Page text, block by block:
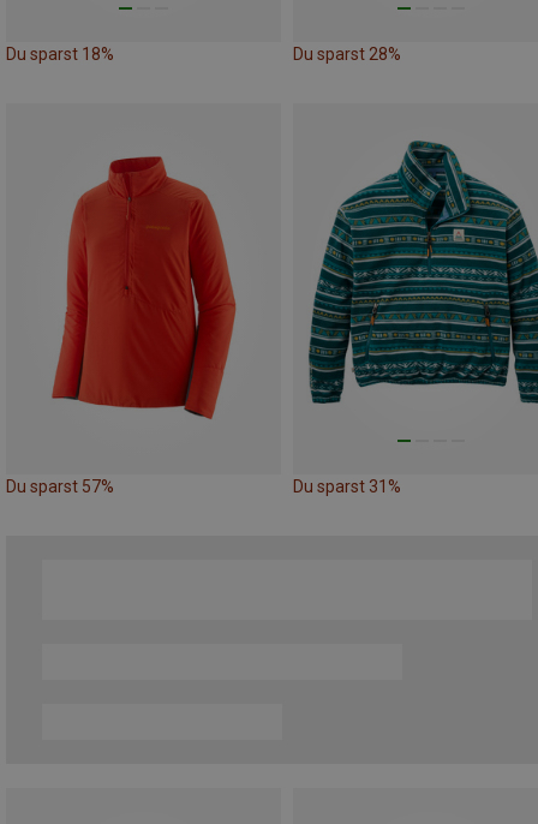
Du sparst 18% Du sparst 28%
Du sparst 57% Du sparst 31%